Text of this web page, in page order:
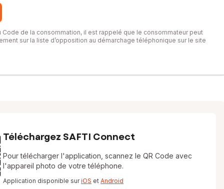
Code de la consommation, il est rappelé que le consommateur peut
sur la liste d’opposition au démarchage téléphonique sur le site
Téléchargez SAFTI Connect
Pour télécharger l'application, scannez le QR Code avec
l'appareil photo de votre téléphone.
Application disponible suriOS et Android